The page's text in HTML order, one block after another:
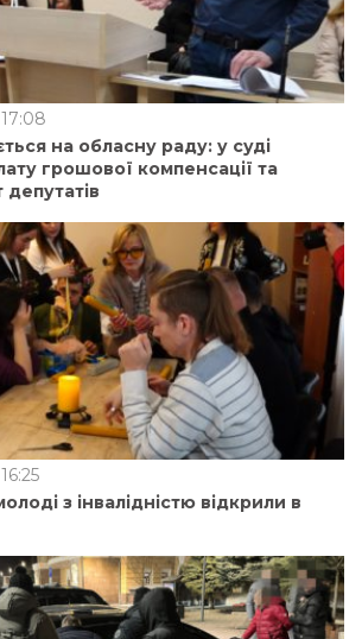
на обласну раду: у суді
грошової компенсації та
з інвалідністю відкрили в